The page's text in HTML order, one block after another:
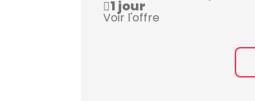
1 jour
Voir l'offre